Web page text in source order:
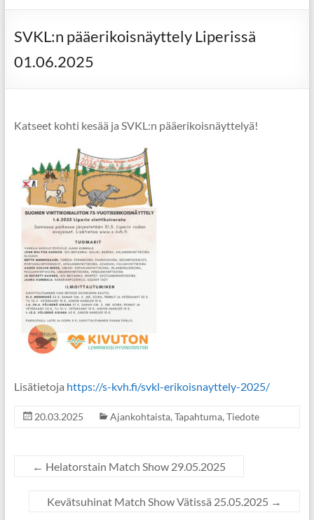
SVKL:n pääerikoisnäyttely Liperissä
01.06.2025
Katseet kohti kesää ja SVKL:n pääerikoisnäyttelyä!
Lisätietoja https://s-kvh.fi/svkl-erikoisnayttely-2025/
20.03.2025 Ajankohtaista, Tapahtuma, Tiedote
← Helatorstain Match Show 29.05.2025
Kevätsuhinat Match Show Vätissä 25.05.2025 →